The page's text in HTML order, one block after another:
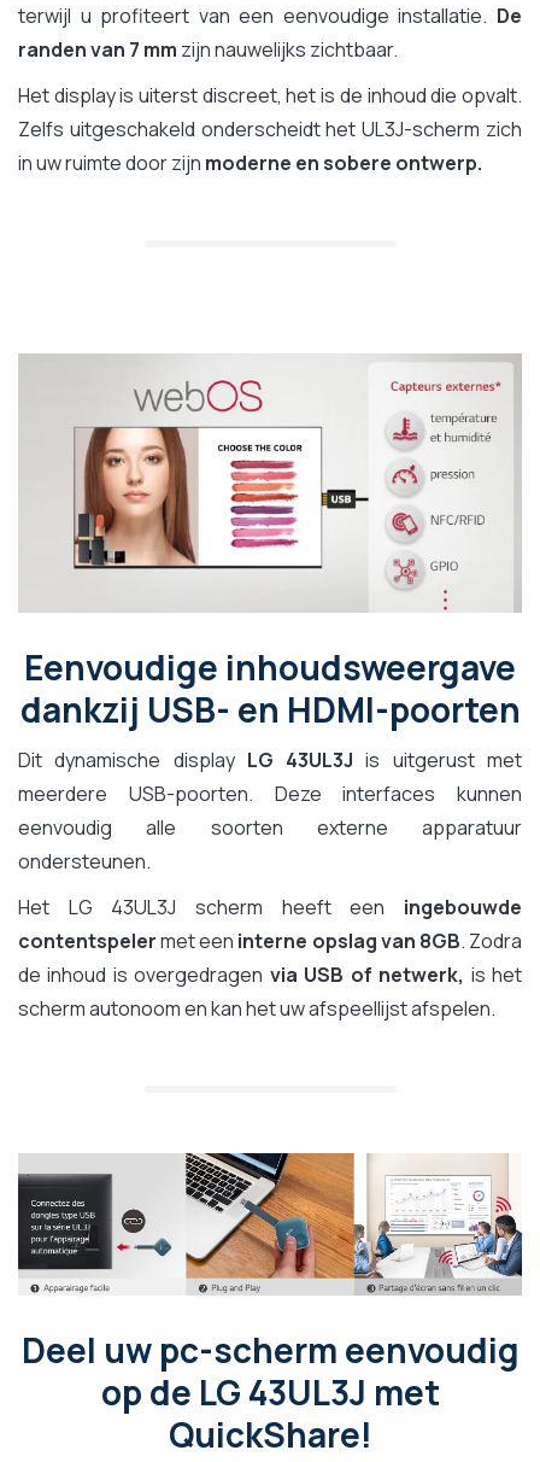
terwijl u profiteert van een eenvoudige installatie. De
randen van 7 mm zijn nauwelijks zichtbaar.
Het display is uiterst discreet, het is de inhoud die opvalt.
Zelfs uitgeschakeld onderscheidt het UL3J-scherm zich
in uw ruimte door zijn moderne en sobere ontwerp.
Eenvoudige inhoudsweergave
dankzij USB- en HDMI-poorten
Dit dynamische display LG 43UL3J is uitgerust met
meerdere USB-poorten. Deze interfaces kunnen
eenvoudig alle soorten externe apparatuur
ondersteunen.
Het LG 43UL3J scherm heeft een ingebouwde
contentspelermet een interne opslag van 8GB. Zodra
de inhoud is overgedragen via USB of netwerk, is het
scherm autonoom en kan het uw afspeellijst afspelen.
Deel uw pc-scherm eenvoudig
op de LG 43UL3J met
QuickShare!